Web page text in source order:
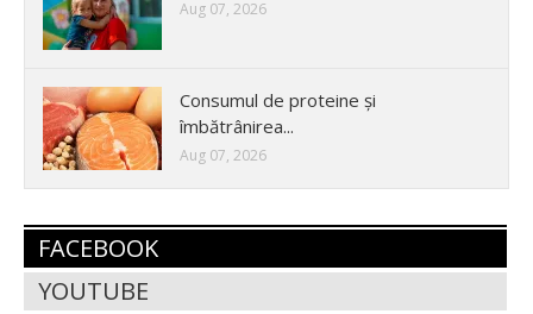
Aug 07, 2026
Consumul de proteine și
îmbătrânirea...
Aug 07, 2026
FACEBOOK
YOUTUBE